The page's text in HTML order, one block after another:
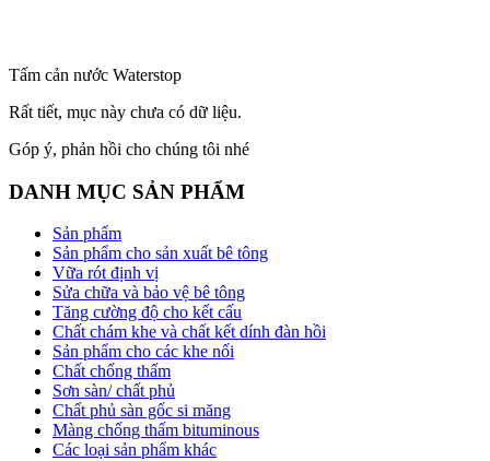
Tấm cản nước Waterstop
Rất tiết, mục này chưa có dữ liệu.
Góp ý, phản hồi cho chúng tôi nhé
DANH MỤC SẢN PHẨM
Sản phẩm
Sản phẩm cho sản xuất bê tông
Vữa rót định vị
Sửa chữa và bảo vệ bê tông
Tăng cường độ cho kết cấu
Chất chám khe và chất kết dính đàn hồi
Sản phẩm cho các khe nối
Chất chống thấm
Sơn sàn/ chất phủ
Chất phủ sàn gốc si măng
Màng chống thấm bituminous
Các loại sản phẩm khác